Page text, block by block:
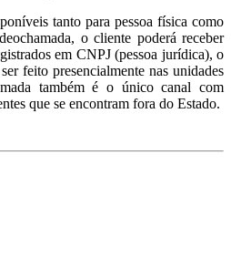
tanto para pessoa física como
o cliente poderá receber
em CNPJ (pessoa jurídica), o
feito presencialmente nas unidades
também é o único canal com
que se encontram fora do Estado.